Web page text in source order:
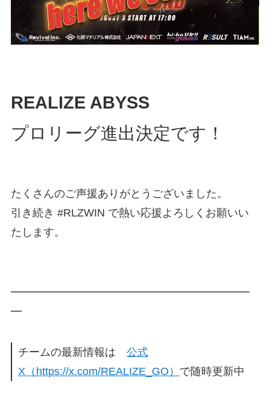
REALIZE ABYSS
プロリーグ進出決定です！
たくさんのご声援ありがとうございました。
引き続き #RLZWIN で熱い応援よろしくお願いい
たします。
━━━━━━━━━━━━━━━━━━━━━━
━
チームの最新情報は 公式
X（https://x.com/REALIZE_GO） で随時更新中